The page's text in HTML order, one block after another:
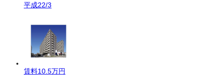
平成22/3
賃料10.5万円